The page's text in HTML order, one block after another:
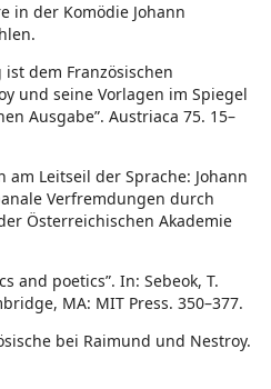
in der Komödie Johann
ist dem Französischen
und seine Vorlagen im Spiegel
Ausgabe”. Austriaca 75. 15–
am Leitseil der Sprache: Johann
Verfremdungen durch
Österreichischen Akademie
and poetics”. In: Sebeok, T.
MA: MIT Press. 350–377.
bei Raimund und Nestroy.